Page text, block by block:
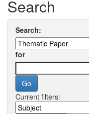
Search
Search:
for
Current filters: